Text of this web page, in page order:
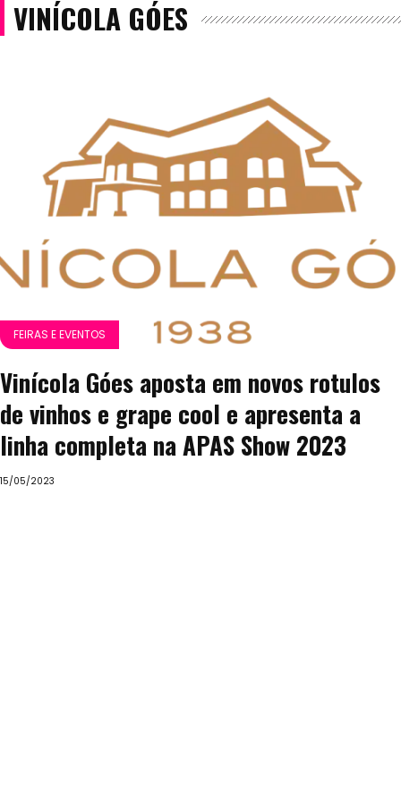
VINÍCOLA GÓES
FEIRAS E EVENTOS
Vinícola Góes aposta em novos rotulos
de vinhos e grape cool e apresenta a
linha completa na APAS Show 2023
15/05/2023